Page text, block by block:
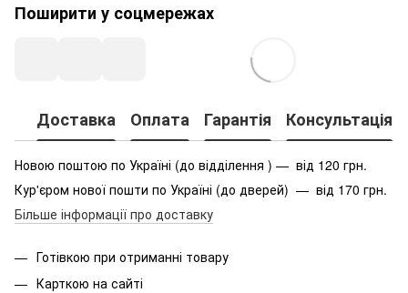
Поширити у соцмережах
Доставка Оплата Гарантія Консультація
Новою поштою по Україні (до відділення ) — від 120 грн.
Кур'єром нової пошти по Україні (до дверей) — від 170 грн.
Більше інформації про доставку
Готівкою при отриманні товару
Карткою на сайті